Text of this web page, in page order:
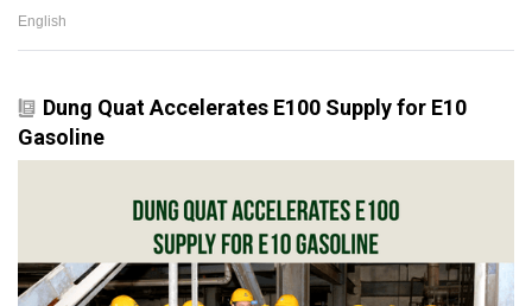
English
Dung Quat Accelerates E100 Supply for E10
Gasoline